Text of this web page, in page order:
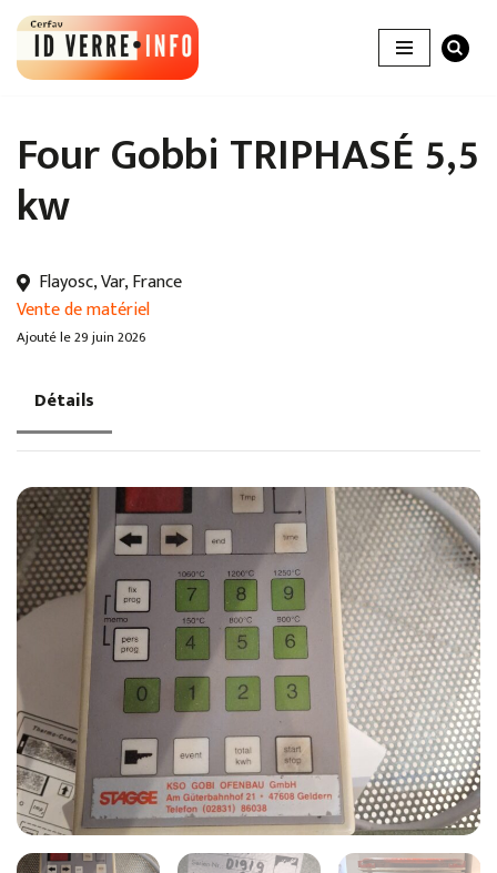
Aller
au
Four Gobbi TRIPHASÉ 5,5
kw
Flayosc, Var, France
Vente de matériel
Ajouté le 29 juin 2026
Détails